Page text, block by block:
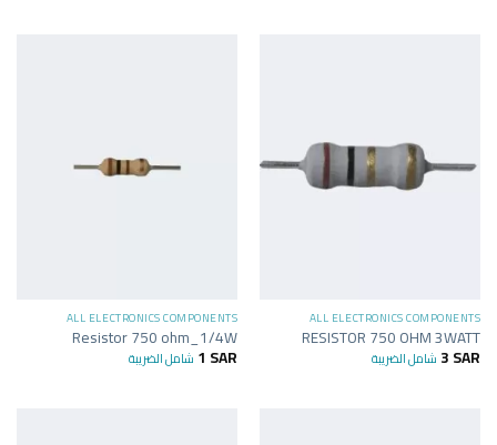
ALL ELECTRONICS COMPONENTS
RESISTOR 750 OHM 3WATT
3SAR شامل الضريبة
ALL ELECTRONICS COMPONENTS
Resistor 750 ohm_1/4W
1 SAR شامل الضريبة